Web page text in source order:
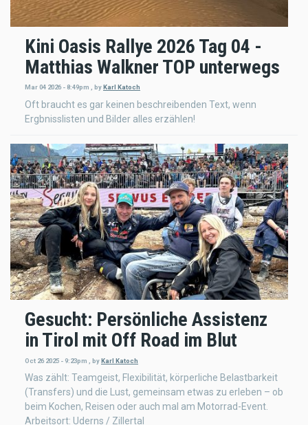
Kini Oasis Rallye 2026 Tag 04 -
Matthias Walkner TOP unterwegs
Mar 04 2026 - 8:49pm , by Karl Katoch
Oft braucht es gar keinen beschreibenden Text, wenn
Ergbnisslisten und Bilder alles erzählen!
Gesucht: Persönliche Assistenz
in Tirol mit Off Road im Blut
Oct 26 2025 - 9:23pm byKarl Katoch
Was zählt: Teamgeist, Flexibilität, körperliche Belastbarkeit
(Transfers) und die Lust, gemeinsam etwas zu erleben – ob
beim Kochen, Reisen oder auch mal am Motorrad-Event.
Arbeitsort: Uderns / Zillertal